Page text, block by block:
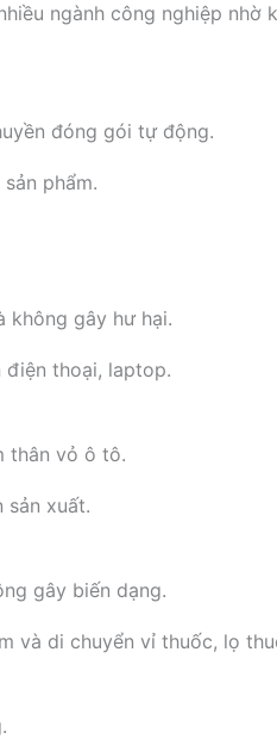
ngành công nghiệp
đóng gói tự động.
phẩm.
không gây hư hại.
điện thoại, laptop.
thân vỏ ô tô.
sản xuất.
gây biến dạng.
và di chuyển vỉ thuốc, lọ